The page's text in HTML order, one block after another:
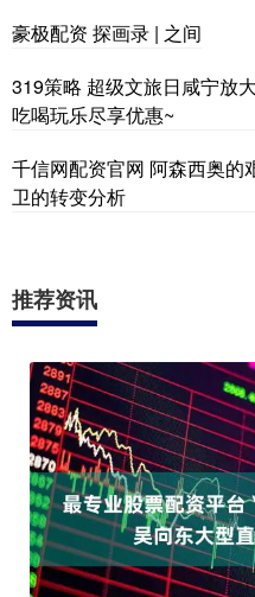
豪极配资 探画录 | 之间
319策略 超级文旅日咸宁放
吃喝玩乐尽享优惠~
千信网配资官网 阿森西奥的
卫的转变分析
推荐资讯